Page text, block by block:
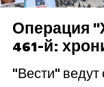
Операция
461-й:
"Вести"